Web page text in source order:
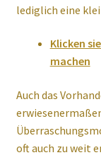
lediglich eine
Klicken
machen
Auch das
oft auch zu weit